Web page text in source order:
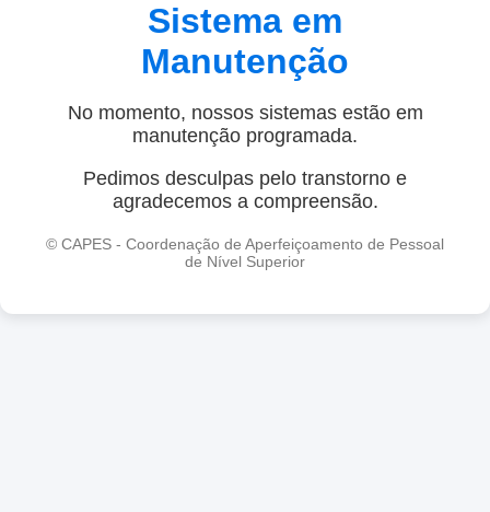
Sistema em
Manutenção
No momento, nossos sistemas estão em
manutenção programada.
Pedimos desculpas pelo transtorno e
agradecemos a compreensão.
© CAPES - Coordenação de Aperfeiçoamento de Pessoal
de Nível Superior